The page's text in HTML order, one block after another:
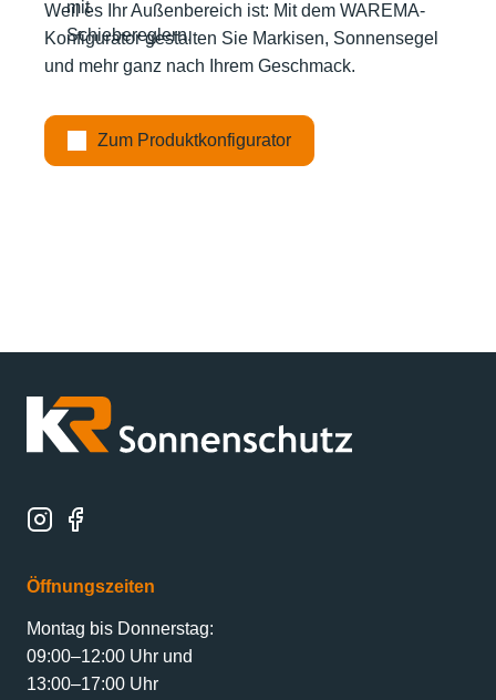
Weil es Ihr Außenbereich ist: Mit dem WAREMA-
Konfigurator gestalten Sie Markisen, Sonnensegel
und mehr ganz nach Ihrem Geschmack.
Zum Produktkonfigurator
Öffnungszeiten
Montag bis Donnerstag:
09:00–12:00 Uhr und
13:00–17:00 Uhr